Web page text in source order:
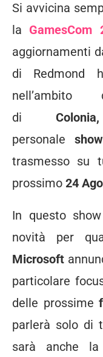
Si avvicina
la GamesCom
aggiornamenti
di Redmond
di
personale
trasmesso su
prossimo 24
In questo
novità per
Microsoft
particolare
delle prossime
parlerà solo di
sarà anche la